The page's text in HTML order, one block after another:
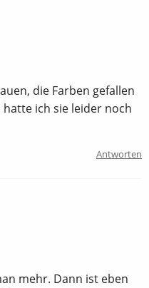
die Farben gefallen
ich sie leider noch
Antworten
mehr. Dann ist eben